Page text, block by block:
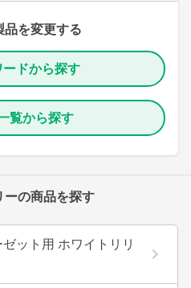
品を変更する
ードから探す
覧から探す
ーの商品を探す
ット用 ホワイトリリ